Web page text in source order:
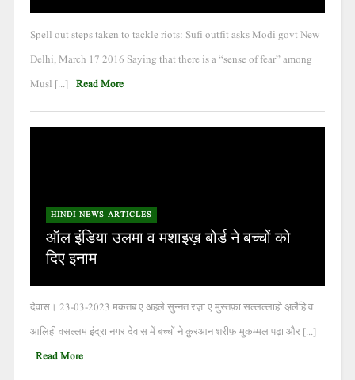
Spell out steps taken to tackle riots: Sufi outfit asks Modi govt New
Delhi, March 17 2016 Saying that there is a “sense of fear” among
Musl [...] Read More
HINDI NEWS ARTICLES
ऑल इंडिया उलमा व मशाइख़ बोर्ड ने बच्चों को
दिए इनाम
देवास। 23-03-2023 मकतब ए अहले सुन्नत रज़ा ए मुस्तफ़ा सल्लल्लाहो अ़लैहि व
आलिही वसल्लम इंद्रा नगर देवास में बच्चों ने क़ुरआन शरीफ़ मुकम्मल पढ़ा और [...]
Read More